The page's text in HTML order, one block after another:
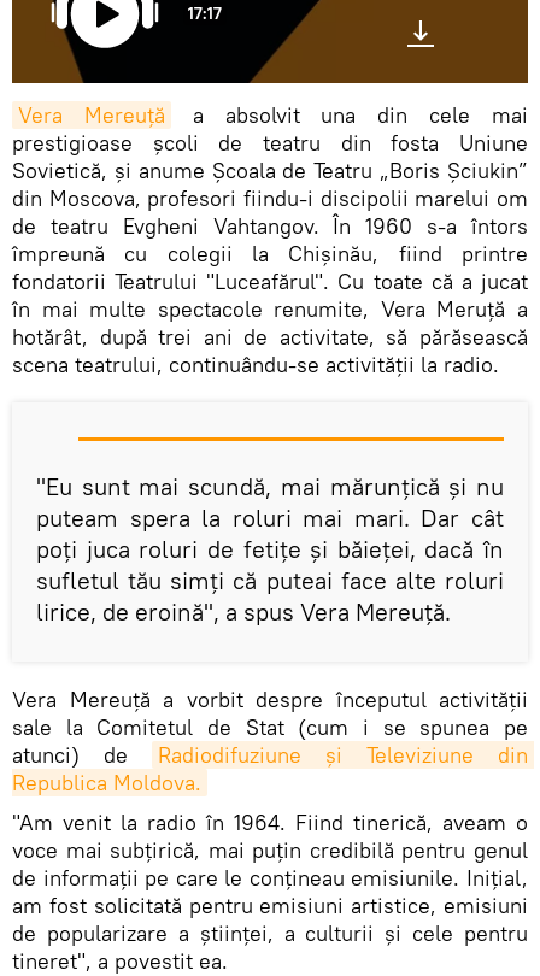
17:17
Vera Mereuță
a absolvit una din cele mai
prestigioase școli de teatru din fosta Uniune
Sovietică, și anume Școala de Teatru „Boris Șciukin”
din Moscova, profesori fiindu-i discipolii marelui om
de teatru Evgheni Vahtangov. În 1960 s-a întors
împreună cu colegii la Chișinău, fiind printre
fondatorii Teatrului "Luceafărul". Cu toate că a jucat
în mai multe spectacole renumite, Vera Meruță a
hotărât, după trei ani de activitate, să părăsească
scena teatrului, continuându-se activității la radio.
"Eu sunt mai scundă, mai mărunțică și nu
puteam spera la roluri mai mari. Dar cât
poți juca roluri de fetițe și băieței, dacă în
sufletul tău simți că puteai face alte roluri
lirice, de eroină", a spus Vera Mereuță.
Vera Mereuță a vorbit despre începutul activității
sale la Comitetul de Stat (cum i se spunea pe
atunci) de
Radiodifuziune și Televiziune din
Republica Moldova.
"Am venit la radio în 1964. Fiind tinerică, aveam o
voce mai subțirică, mai puțin credibilă pentru genul
de informații pe care le conțineau emisiunile. Inițial,
am fost solicitată pentru emisiuni artistice, emisiuni
de popularizare a științei, a culturii și cele pentru
tineret", a povestit ea.